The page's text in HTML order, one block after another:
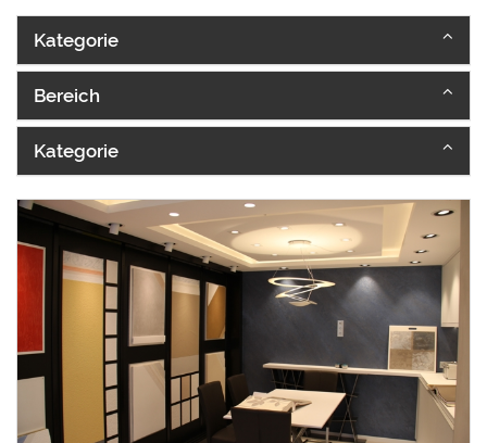
Kategorie
Bereich
Kategorie